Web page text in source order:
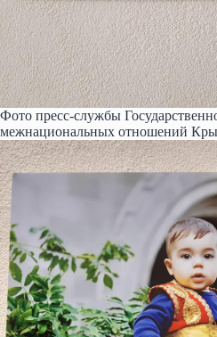
Фото пресс-службы
межнациональных отношений